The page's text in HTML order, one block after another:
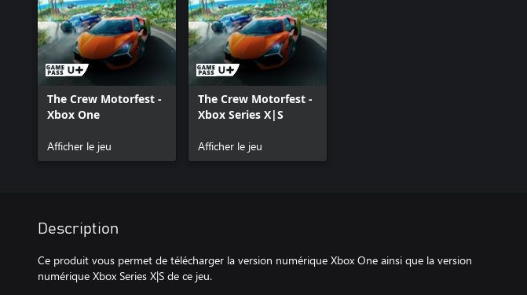
The Crew Motorfest -
Xbox One
Afficher le jeu
The Crew Motorfest -
Xbox Series X|S
Afficher le jeu
Description
Ce produit vous permet de télécharger la version numérique Xbox One ainsi que la version
numérique Xbox Series X|S de ce jeu.